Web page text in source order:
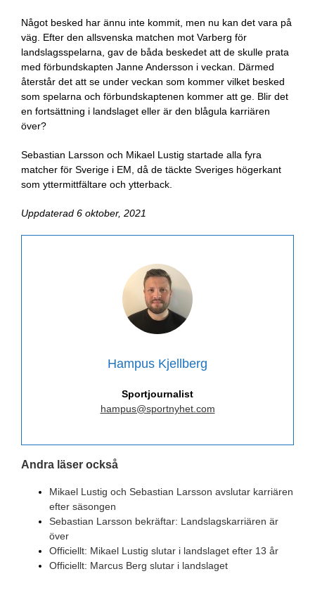
Något besked har ännu inte kommit, men nu kan det vara på
väg. Efter den allsvenska matchen mot Varberg för
landslagsspelarna, gav de båda beskedet att de skulle prata
med förbundskapten Janne Andersson i veckan. Därmed
återstår det att se under veckan som kommer vilket besked
som spelarna och förbundskaptenen kommer att ge. Blir det
en fortsättning i landslaget eller är den blågula karriären
över?
Sebastian Larsson och Mikael Lustig startade alla fyra
matcher för Sverige i EM, då de täckte Sveriges högerkant
som yttermittfältare och ytterback.
Uppdaterad 6 oktober, 2021
Hampus Kjellberg
Sportjournalist
hampus@sportnyhet.com
Andra läser också
Mikael Lustig och Sebastian Larsson avslutar karriären
efter säsongen
Sebastian Larsson bekräftar: Landslagskarriären är
över
Officiellt: Mikael Lustig slutar i landslaget efter 13 år
Officiellt: Marcus Berg slutar i landslaget